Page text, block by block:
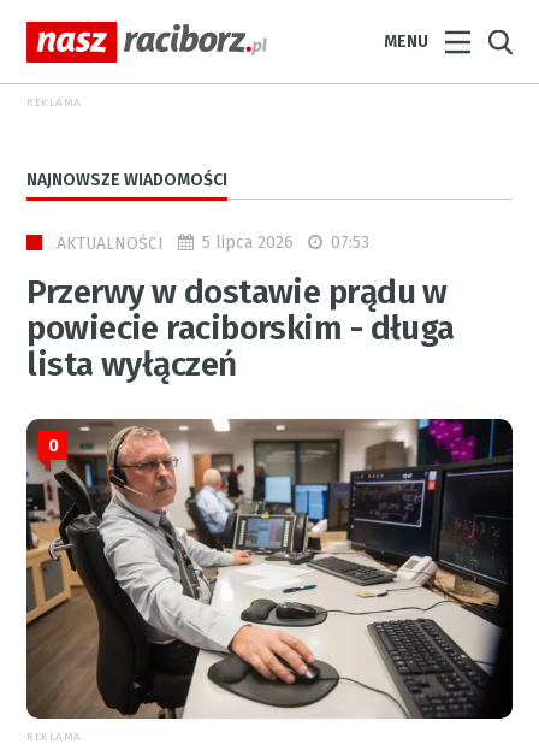
MENU
REKLAMA
NAJNOWSZE WIADOMOŚCI
AKTUALNOŚCI 5 lipca 2026 07:53
Przerwy w dostawie prądu w
powiecie raciborskim - długa
lista wyłączeń
0
REKLAMA